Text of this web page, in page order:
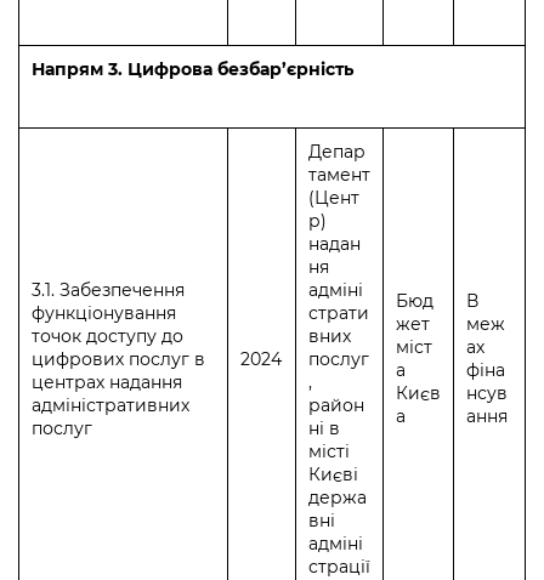
Напрям 3. Цифрова безбар’єрність
3.1. Забезпечення
функціонування
точок доступу до
цифрових послуг в
центрах надання
адміністративних
послуг
2024
Депар
тамент
(Цент
р)
надан
ня
адміні
страти
вних
послуг
,
район
ні в
місті
Києві
держа
вні
адміні
страції
Бюд
жет
міст
а
Києв
а
В
меж
ах
фіна
нсув
ання